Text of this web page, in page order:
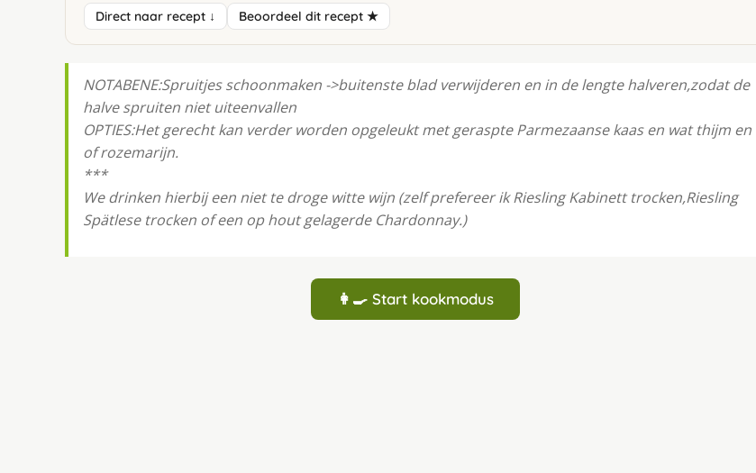
Direct naar recept ↓ Beoordeel dit recept ★
NOTABENE:Spruitjes schoonmaken ->buitenste blad verwijderen en in de lengte halveren,zodat de
halve spruiten niet uiteenvallen
OPTIES:Het gerecht kan verder worden opgeleukt met geraspte Parmezaanse kaas en wat thijm en
of rozemarijn.
***
We drinken hierbij een niet te droge witte wijn (zelf prefereer ik Riesling Kabinett trocken,Riesling
Spätlese trocken of een op hout gelagerde Chardonnay.)
👩‍🍳 Start kookmodus